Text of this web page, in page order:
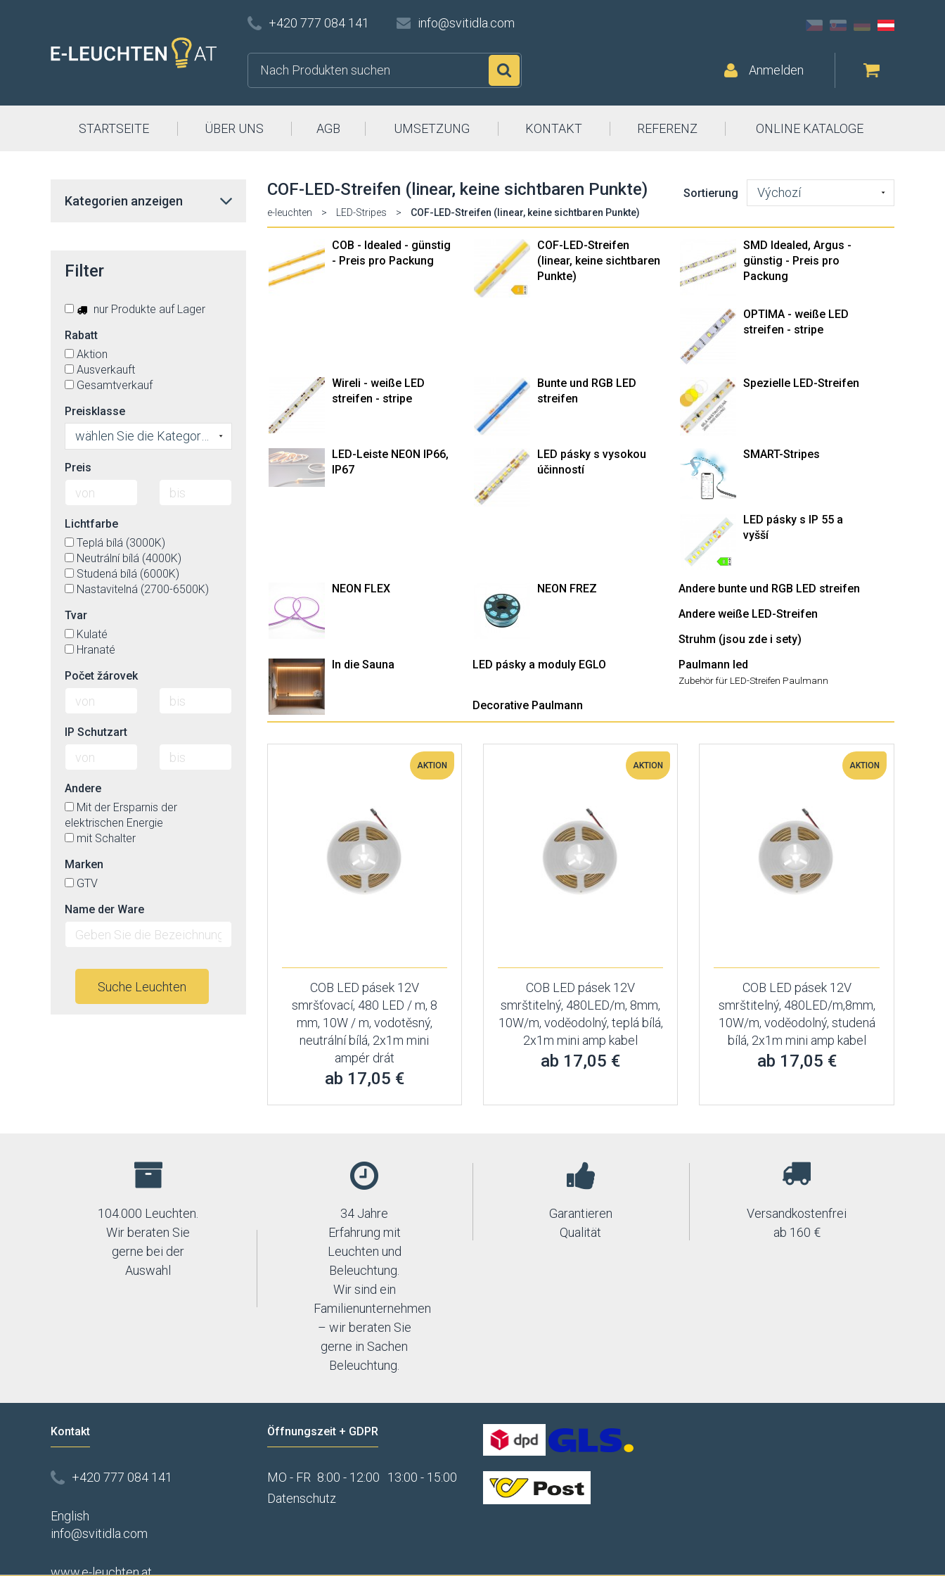
+420 777 084 141 info@svitidla.com
Anmelden
STARTSEITE ÜBER UNS AGB UMSETZUNG KONTAKT REFERENZ ONLINE KATALOGE
COF-LED-Streifen (linear, keine sichtbaren Punkte)
e-leuchten > LED-Stripes > COF-LED-Streifen (linear, keine sichtbaren Punkte)
Sortierung Výchozí
COB - Idealed - günstig
- Preis pro Packung
COF-LED-Streifen
(linear, keine sichtbaren
Punkte)
SMD Idealed, Argus -
günstig - Preis pro
Packung
OPTIMA - weiße LED
streifen - stripe
Wireli - weiße LED
streifen - stripe
Bunte und RGB LED
streifen
Spezielle LED-Streifen
LED-Leiste NEON IP66,
IP67
LED pásky s vysokou
účinností
SMART-Stripes
LED pásky s IP 55 a
vyšší
NEON FLEX NEON FREZ
Andere bunte und RGB LED streifen
Andere weiße LED-Streifen
Struhm (jsou zde i sety)
In die Sauna
LED pásky a moduly EGLO Paulmann led
Zubehör für LED-Streifen Paulmann
Decorative Paulmann
AKTION
COB LED pásek 12V
smršťovací, 480 LED / m, 8
mm, 10W / m, vodotěsný,
neutrální bílá, 2x1m mini
ampér drát
ab 17,05 €
AKTION
COB LED pásek 12V
smrštitelný, 480LED/m, 8mm,
10W/m, voděodolný, teplá bílá,
2x1m mini amp kabel
ab 17,05 €
AKTION
COB LED pásek 12V
smrštitelný, 480LED/m,8mm,
10W/m, voděodolný, studená
bílá, 2x1m mini amp kabel
ab 17,05 €
Kategorien anzeigen
Filter
nur Produkte auf Lager
Rabatt
Aktion
Ausverkauft
Gesamtverkauf
Preisklasse
Preis
Lichtfarbe
Teplá bílá (3000K)
Neutrální bílá (4000K)
Studená bílá (6000K)
Nastavitelná (2700-6500K)
Tvar
Kulaté
Hranaté
Počet žárovek
IP Schutzart
Andere
Mit der Ersparnis der
elektrischen Energie
mit Schalter
Marken
GTV
Name der Ware
Suche Leuchten
104.000 Leuchten.
Wir beraten Sie
gerne bei der
Auswahl
34 Jahre
Erfahrung mit
Leuchten und
Beleuchtung.
Wir sind ein
Familienunternehmen
– wir beraten Sie
gerne in Sachen
Beleuchtung.
Garantieren
Qualität
Versandkostenfrei
ab 160 €
Kontakt
+420 777 084 141
English
info@svitidla.com
www.e-leuchten.at
Öffnungszeit + GDPR
MO - FR 8:00 - 12:00
13:00 - 15:00
Datenschutz